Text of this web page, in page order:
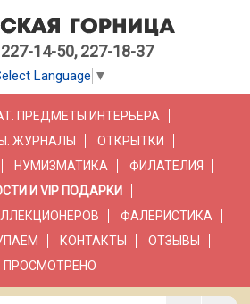
14-50, 227-18-37
Language ▼
ПРЕДМЕТЫ ИНТЕРЬЕРА
ЖУРНАЛЫ
ОТКРЫТКИ
НУМИЗМАТИКА
ФИЛАТЕЛИЯ
И VIP ПОДАРКИ
ФАЛЕРИСТИКА
КОНТАКТЫ
ОТЗЫВЫ
ПРОСМОТРЕНО